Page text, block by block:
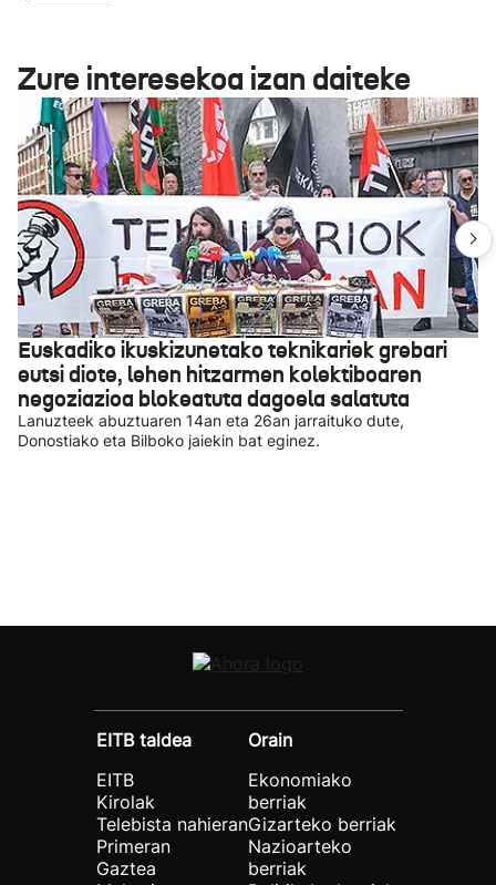
Zure interesekoa izan daiteke
Euskadiko ikuskizunetako teknikariek grebari
eutsi diote, lehen hitzarmen kolektiboaren
negoziazioa blokeatuta dagoela salatuta
Lanuzteek abuztuaren 14an eta 26an jarraituko dute,
Donostiako eta Bilboko jaiekin bat eginez.
EITB taldea
EITB
Kirolak
Telebista nahieran
Primeran
Gaztea
Orain
Ekonomiako
berriak
Gizarteko berriak
Nazioarteko
berriak